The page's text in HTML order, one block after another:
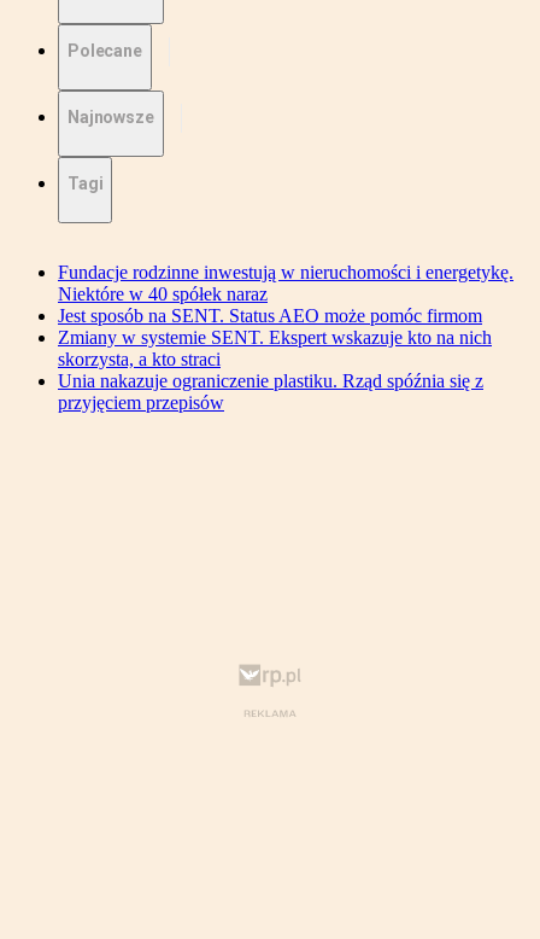
Polecane
Najnowsze
Tagi
Fundacje rodzinne inwestują w nieruchomości i energetykę.
Niektóre w 40 spółek naraz
Jest sposób na SENT. Status AEO może pomóc firmom
Zmiany w systemie SENT. Ekspert wskazuje kto na nich
skorzysta, a kto straci
Unia nakazuje ograniczenie plastiku. Rząd spóźnia się z
przyjęciem przepisów